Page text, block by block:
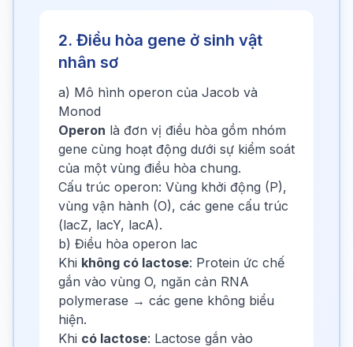
2. Điều hòa gene ở sinh vật
nhân sơ
a) Mô hình operon của Jacob và
Monod
Operon là đơn vị điều hòa gồm nhóm
gene cùng hoạt động dưới sự kiểm soát
của một vùng điều hòa chung.
Cấu trúc operon: Vùng khởi động (P),
vùng vận hành (O), các gene cấu trúc
(lacZ, lacY, lacA).
b) Điều hòa operon lac
Khi không có lactose: Protein ức chế
gắn vào vùng O, ngăn cản RNA
polymerase → các gene không biểu
hiện.
Khi có lactose: Lactose gắn vào